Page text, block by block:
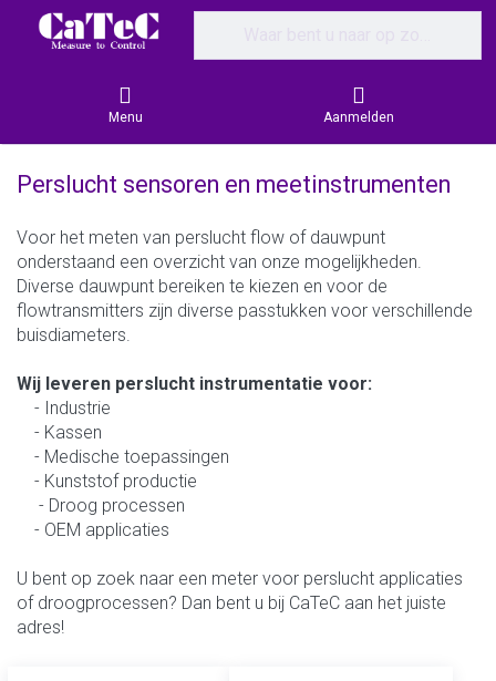
Menu Aanmelden
Perslucht sensoren en meetinstrumenten
Voor het meten van perslucht flow of dauwpunt
onderstaand een overzicht van onze mogelijkheden.
Diverse dauwpunt bereiken te kiezen en voor de
flowtransmitters zijn diverse passtukken voor verschillende
buisdiameters.
Wij leveren perslucht instrumentatie voor:
- Industrie
- Kassen
- Medische toepassingen
- Kunststof productie
- Droog processen
- OEM applicaties
U bent op zoek naar een meter voor perslucht applicaties
of droogprocessen? Dan bent u bij CaTeC aan het juiste
adres!